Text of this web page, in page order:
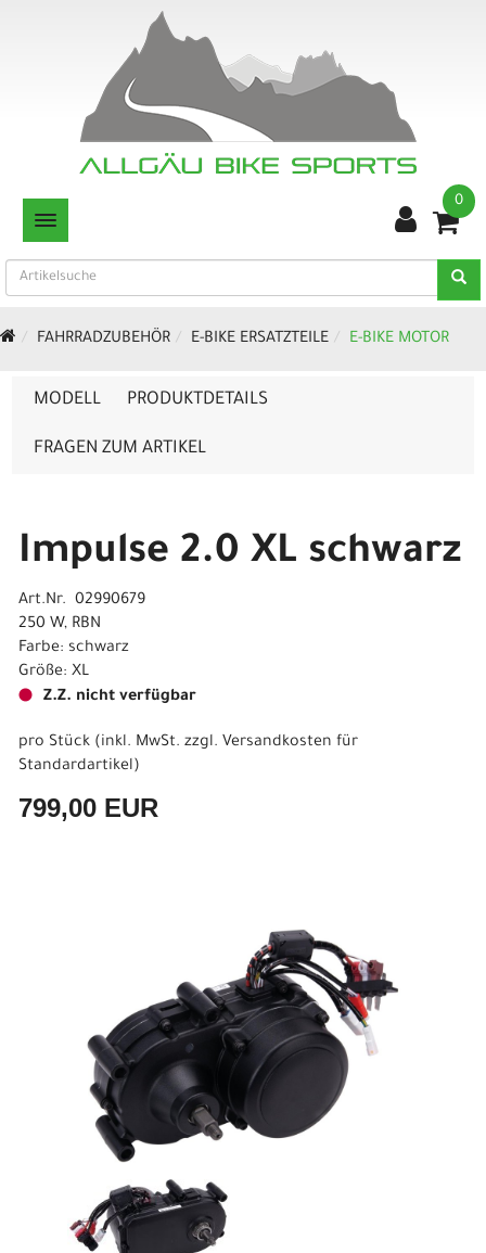
TOGGLE NAVIGATION
0
FAHRRADZUBEHÖR E-BIKE ERSATZTEILE E-BIKE MOTOR
MODELL PRODUKTDETAILS
FRAGEN ZUM ARTIKEL
Impulse 2.0 XL schwarz
Art.Nr. 02990679
250 W, RBN
Farbe: schwarz
Größe: XL
Z.Z. nicht verfügbar
pro Stück (inkl. MwSt. zzgl. Versandkosten für
Standardartikel)
799,00 EUR